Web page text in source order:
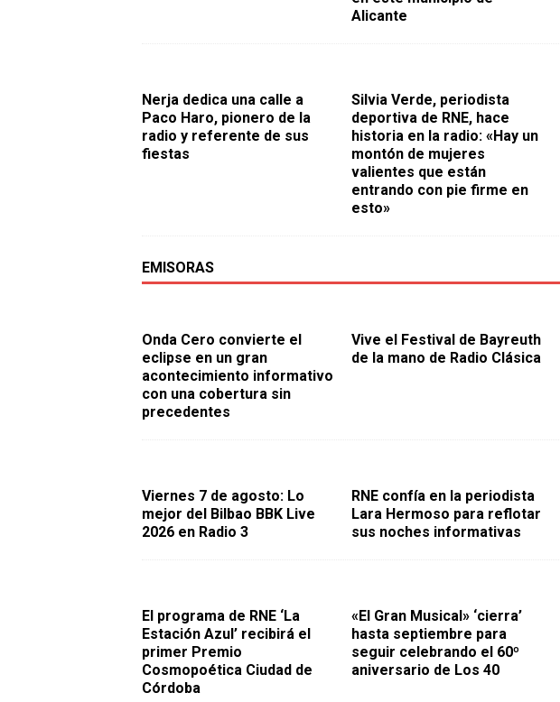
Alicante
Nerja dedica una calle a
Paco Haro, pionero de la
radio y referente de sus
fiestas
Silvia Verde, periodista
deportiva de RNE, hace
historia en la radio: «Hay un
montón de mujeres
valientes que están
entrando con pie firme en
esto»
EMISORAS
Onda Cero convierte el
eclipse en un gran
acontecimiento informativo
con una cobertura sin
precedentes
Vive el Festival de Bayreuth
de la mano de Radio Clásica
Viernes 7 de agosto: Lo
mejor del Bilbao BBK Live
2026 en Radio 3
RNE confía en la periodista
Lara Hermoso para reflotar
sus noches informativas
El programa de RNE ‘La
Estación Azul’ recibirá el
primer Premio
Cosmopoética Ciudad de
Córdoba
«El Gran Musical» ‘cierra’
hasta septiembre para
seguir celebrando el 60º
aniversario de Los 40